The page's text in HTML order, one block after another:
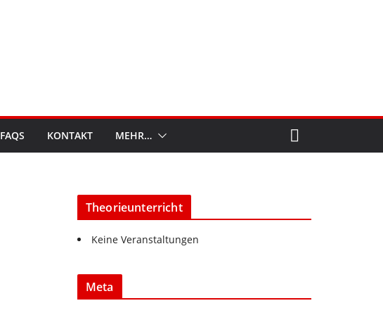
FAQS KONTAKT MEHR…
Theorieunterricht
Keine Veranstaltungen
Meta